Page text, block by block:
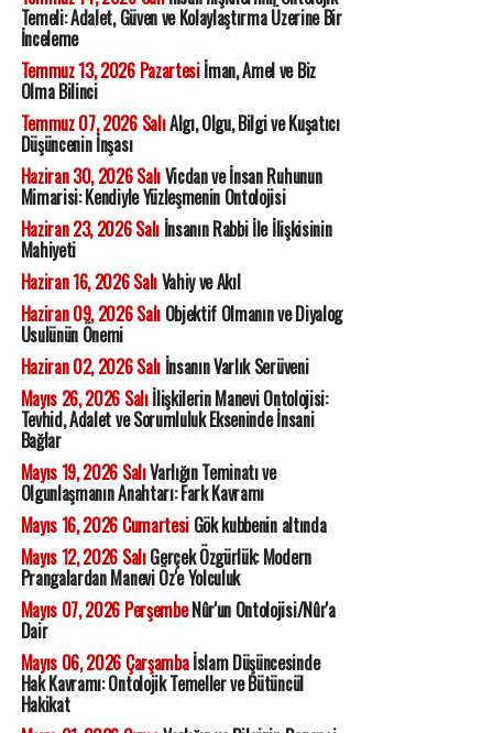
Temeli: Adalet, Güven ve Kolaylaştırma Üzerine Bir
İnceleme
Temmuz 13, 2026 Pazartesiİman, Amel ve Biz
Olma Bilinci
Temmuz 07, 2026 SalıAlgı, Olgu, Bilgi ve Kuşatıcı
Düşüncenin İnşası
Haziran 30, 2026 SalıVicdan ve İnsan Ruhunun
Mimarisi: Kendiyle Yüzleşmenin Ontolojisi
Haziran 23, 2026 Salıİnsanın Rabbi İle İlişkisinin
Mahiyeti
Haziran 16, 2026 SalıVahiy ve Akıl
Haziran 09, 2026 SalıObjektif Olmanın ve Diyalog
Usulünün Önemi
Haziran 02, 2026 Salıİnsanın Varlık Serüveni
Mayıs 26, 2026 Salıİlişkilerin Manevi Ontolojisi:
Tevhid, Adalet ve Sorumluluk Ekseninde İnsani
Bağlar
Mayıs 19, 2026 SalıVarlığın Teminatı ve
Olgunlaşmanın Anahtarı: Fark Kavramı
Mayıs 16, 2026 CumartesiGök kubbenin altında
Mayıs 12, 2026 SalıGerçek Özgürlük: Modern
Prangalardan Manevi Öz'e Yolculuk
Mayıs 07, 2026 PerşembeNûr'un Ontolojisi/Nûr'a
Dair
Mayıs 06, 2026 Çarşambaİslam Düşüncesinde
Hak Kavramı: Ontolojik Temeller ve Bütüncül
Hakikat